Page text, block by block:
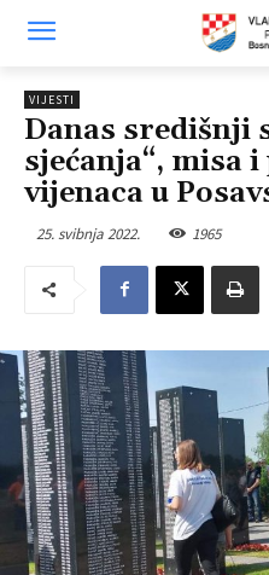
VIJESTI
Danas središnji
sjećanja“, misa
vijenaca u
25. svibnja 2022. 1965